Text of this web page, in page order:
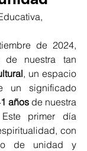
de 2024,
de nuestra tan
, un espacio
un significado
años de nuestra
primer día
con
de unidad y